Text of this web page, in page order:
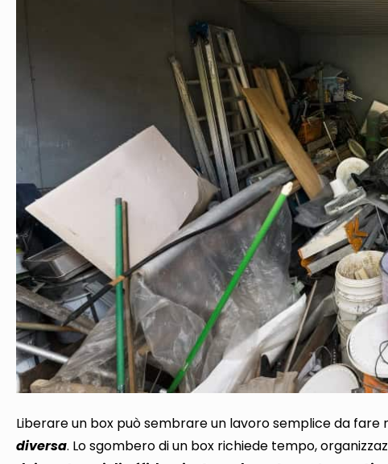
Liberare un box può sembrare un lavoro semplice da fare
diversa. Lo sgombero di un box richiede tempo,